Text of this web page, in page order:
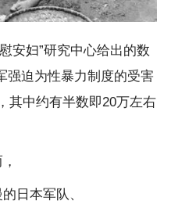
妇”研究中心给出的数
强迫为性暴力制度的受害
其中约有半数即20万左右
日本军队、